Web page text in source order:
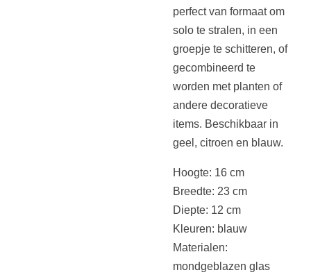
perfect van formaat om
solo te stralen, in een
groepje te schitteren, of
gecombineerd te
worden met planten of
andere decoratieve
items. Beschikbaar in
geel, citroen en blauw.
Hoogte: 16 cm
Breedte: 23 cm
Diepte: 12 cm
Kleuren: blauw
Materialen:
mondgeblazen glas